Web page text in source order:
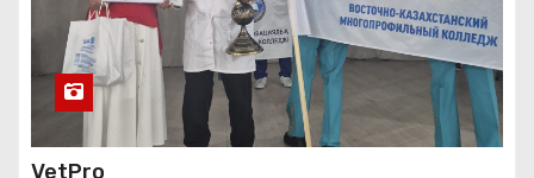
VetPro